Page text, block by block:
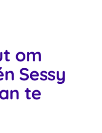
om
Sessy
te